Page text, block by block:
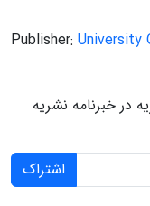
Publisher: University
در خبرنامه نشریه
اشتراک